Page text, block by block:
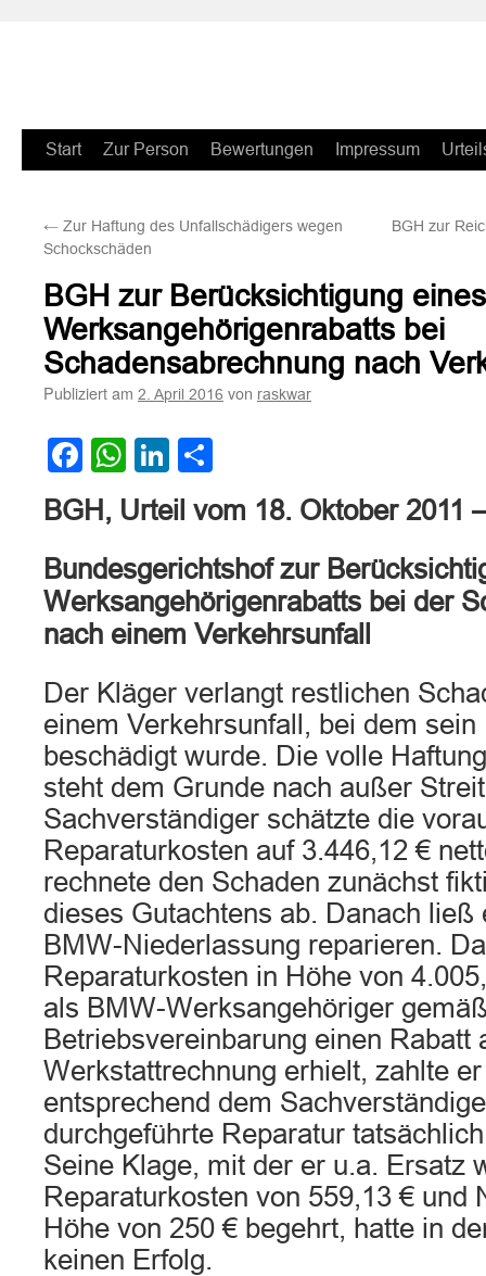
Zum
springen
Start Zur Person Bewertungen Impressum
← Zur Haftung des Unfallschädigers wegen
Schockschäden
BGH zur
BGH zur Berücksichtigung eines
Werksangehörigenrabatts bei
Schadensabrechnung nach
Publiziert am 2. April 2016 von raskwar
Facebook
WhatsApp
LinkedIn
BGH, Urteil vom 18. Oktober 2011
Bundesgerichtshof zur
Werksangehörigenrabatts bei der
nach einem Verkehrsunfall
Der Kläger verlangt restlichen
einem Verkehrsunfall, bei dem
beschädigt wurde. Die volle
steht dem Grunde nach außer
Sachverständiger schätzte die
Reparaturkosten auf 3.446,12 €
rechnete den Schaden zunächst
dieses Gutachtens ab. Danach ließ
BMW-Niederlassung reparieren.
Reparaturkosten in Höhe von
als BMW-Werksangehöriger
Betriebsvereinbarung einen Rabatt
Werkstattrechnung erhielt, zahlte
entsprechend dem
durchgeführte Reparatur
Seine Klage, mit der er u.a. Ersatz
Reparaturkosten von 559,13 € und
Höhe von 250 € begehrt, hatte in
keinen Erfolg.